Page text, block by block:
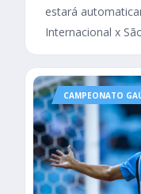
estará
Internacional x
CAMPEONATO